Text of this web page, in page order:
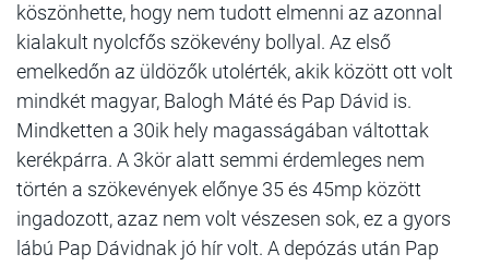
köszönhette, hogy nem tudott elmenni az azonnal
kialakult nyolcfős szökevény bollyal. Az első
emelkedőn az üldözők utolérték, akik között ott volt
mindkét magyar, Balogh Máté és Pap Dávid is.
Mindketten a 30ik hely magasságában váltottak
kerékpárra. A 3kör alatt semmi érdemleges nem
történ a szökevények előnye 35 és 45mp között
ingadozott, azaz nem volt vészesen sok, ez a gyors
lábú Pap Dávidnak jó hír volt. A depózás után Pap